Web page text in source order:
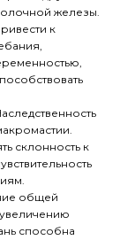
железы.
к
склонность к
общей
способна